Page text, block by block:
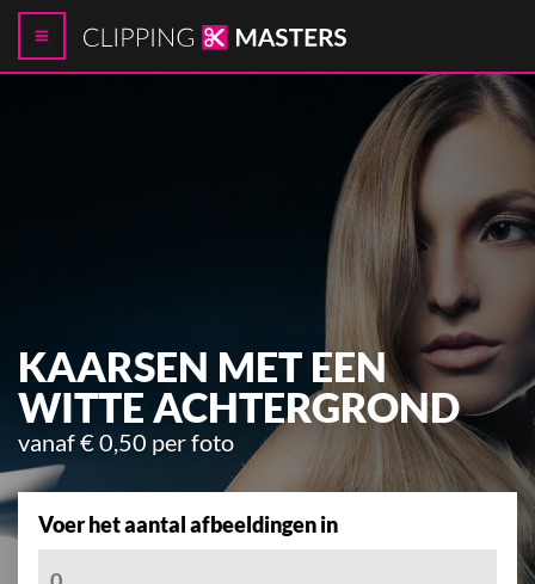
KAARSEN MET EEN
WITTE ACHTERGROND
vanaf € 0,50 per foto
Voer het aantal afbeeldingen in